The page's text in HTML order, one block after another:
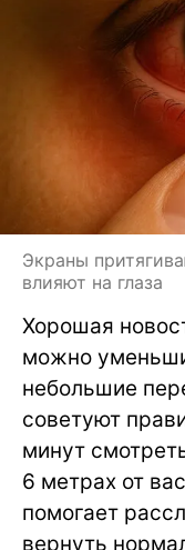
Экраны
влияют на глаза
Хорошая
можно
небольшие
советуют
минут
6 метрах от
помогает
вернуть